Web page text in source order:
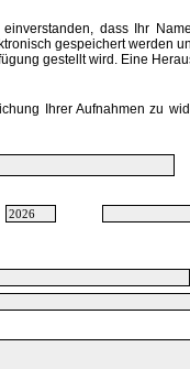
dass Ihr
gespeichert werden
gestellt wird. Eine
Ihrer Aufnahmen zu